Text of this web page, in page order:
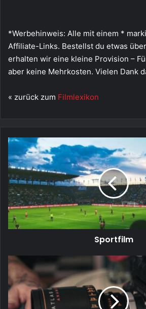
*Werbehinweis: Alle mit einem *
Affiliate-Links. Bestellst du etwas
erhalten wir eine kleine Provision –
aber keine Mehrkosten. Vielen Dank
« zurück zum Filmlexikon
Sportfilm
Sportfilm
Anamorphot